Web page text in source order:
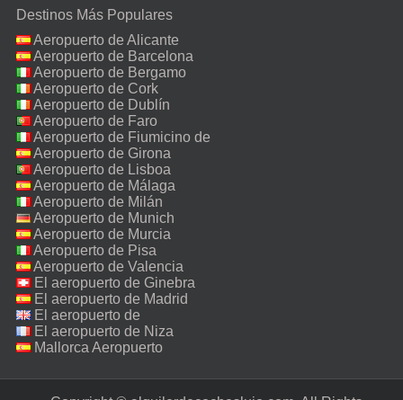
Destinos Más Populares
Aeropuerto de Alicante
Aeropuerto de Barcelona
Aeropuerto de Bergamo
Aeropuerto de Cork
Aeropuerto de Dublín
Aeropuerto de Faro
Aeropuerto de Fiumicino de
Roma
Aeropuerto de Girona
Aeropuerto de Lisboa
Aeropuerto de Málaga
Aeropuerto de Milán
Malpensa
Aeropuerto de Munich
Aeropuerto de Murcia
Aeropuerto de Pisa
Aeropuerto de Valencia
El aeropuerto de Ginebra
El aeropuerto de Madrid
El aeropuerto de
Manchester
El aeropuerto de Niza
Mallorca Aeropuerto